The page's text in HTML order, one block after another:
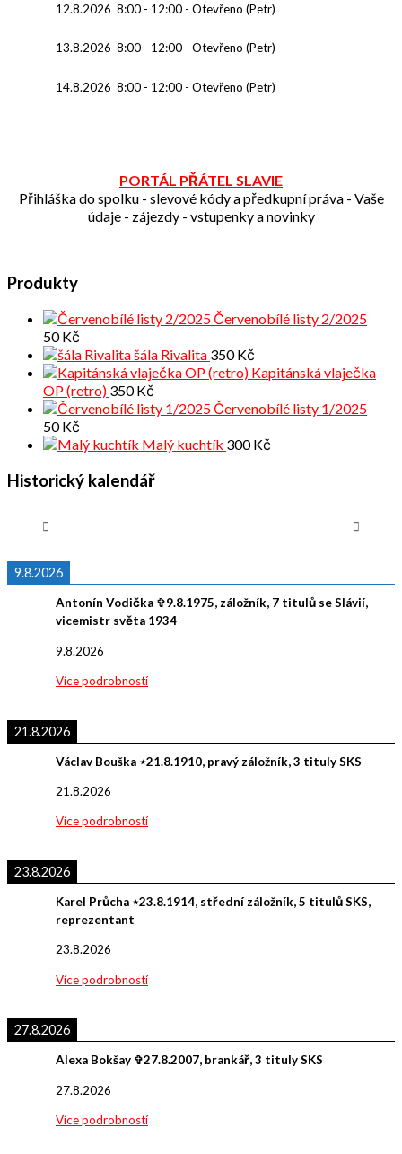
12.8.2026 8:00 - 12:00 - Otevřeno (Petr)
13.8.2026 8:00 - 12:00 - Otevřeno (Petr)
14.8.2026 8:00 - 12:00 - Otevřeno (Petr)
PORTÁL PŘÁTEL SLAVIE
Přihláška do spolku - slevové kódy a předkupní práva - Vaše
údaje - zájezdy - vstupenky a novinky
Produkty
Červenobílé listy 2/2025
50Kč
šála Rivalita 350Kč
Kapitánská vlaječka
OP (retro) 350Kč
Červenobílé listy 1/2025
50Kč
Malý kuchtík 300Kč
Historický kalendář
9.8.2026
Antonín Vodička ✞9.8.1975, záložník, 7 titulů se Slávií,
vicemistr světa 1934
9.8.2026
Více podrobností
21.8.2026
Václav Bouška ⋆21.8.1910, pravý záložník, 3 tituly SKS
21.8.2026
Více podrobností
23.8.2026
Karel Průcha ⋆23.8.1914, střední záložník, 5 titulů SKS,
reprezentant
23.8.2026
Více podrobností
27.8.2026
Alexa Bokšay ✞27.8.2007, brankář, 3 tituly SKS
27.8.2026
Více podrobností